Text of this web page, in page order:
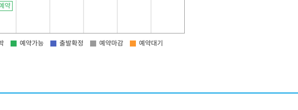
약
예약가능 출발확정 예약마감 예약대기